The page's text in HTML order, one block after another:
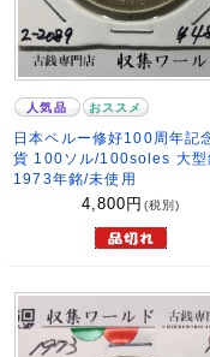
人気品 おススメ
日本ペルー修好100周年記
貨 100ソル/100soles 大型
1973年銘/未使用
4,800 円 (税別)